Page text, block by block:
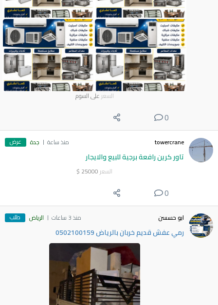
السعر على السوم
0
towercrane منذ ساعة جدة عرض
تاور كرين رافعة برجية للبيع والايجار
السعر 25000
$
0
ابو حسسن منذ 3 ساعات الرياض طلب
رمي عفش قديم خربان بالرياض 0502100159